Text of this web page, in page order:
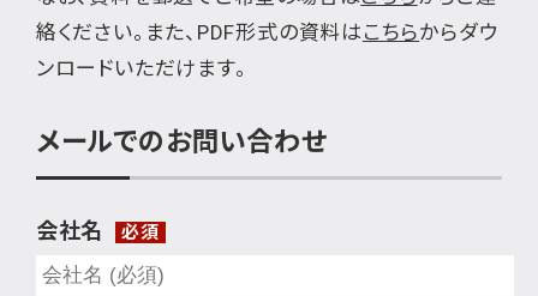
絡ください。また、PDF形式の資料はこちらからダウ
ンロードいただけます。
メールでのお問い合わせ
会社名 必須